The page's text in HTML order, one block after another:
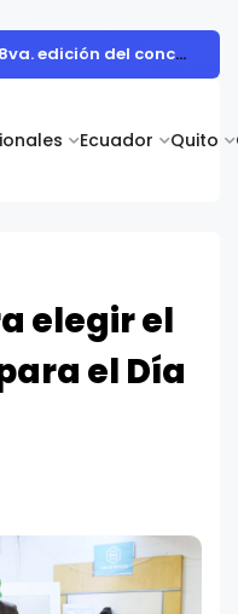
Ecuador Quito
Postulaciones abiertas para la 8va. edición del concurso Prácticas Ejemplares Ecuador 2024
elegir el
el Día